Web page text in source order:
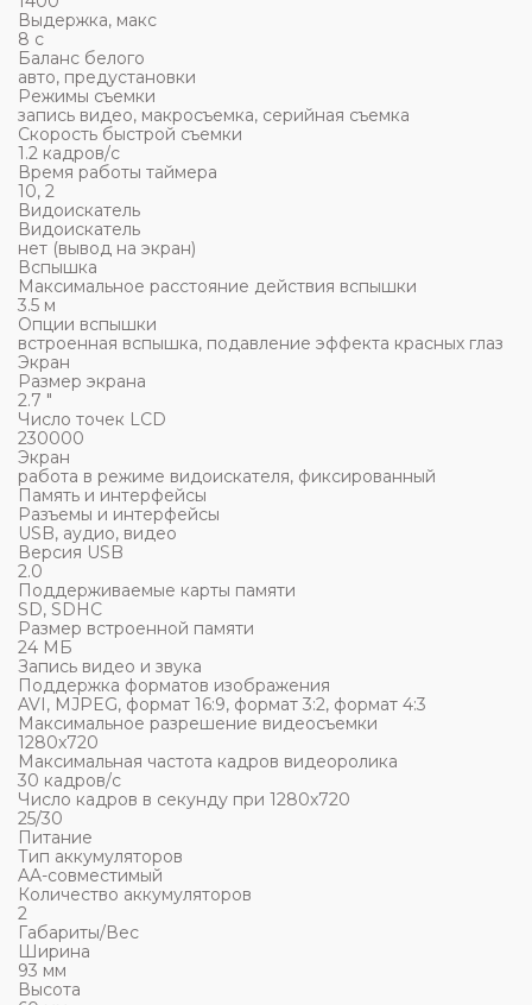
Выдержка, макс
8 c
Баланс белого
авто, предустановки
Режимы съемки
запись видео, макросъемка, серийная съемка
Скорость быстрой съемки
1.2 кадров/с
Время работы таймера
10, 2
Видоискатель
Видоискатель
нет (вывод на экран)
Вспышка
Максимальное расстояние действия вспышки
3.5 м
Опции вспышки
встроенная вспышка, подавление эффекта красных глаз
Экран
Размер экрана
2.7 "
Число точек LCD
230000
Экран
работа в режиме видоискателя, фиксированный
Память и интерфейсы
Разъемы и интерфейсы
USB, аудио, видео
Версия USB
2.0
Поддерживаемые карты памяти
SD, SDHC
Размер встроенной памяти
24 МБ
Запись видео и звука
Поддержка форматов изображения
AVI, MJPEG, формат 16:9, формат 3:2, формат 4:3
Максимальное разрешение видеосъемки
1280x720
Максимальная частота кадров видеоролика
30 кадров/с
Число кадров в секунду при 1280х720
25/30
Питание
Тип аккумуляторов
AA-совмеcтимый
Количество аккумуляторов
2
Габариты/Вес
Ширина
93 мм
Высота